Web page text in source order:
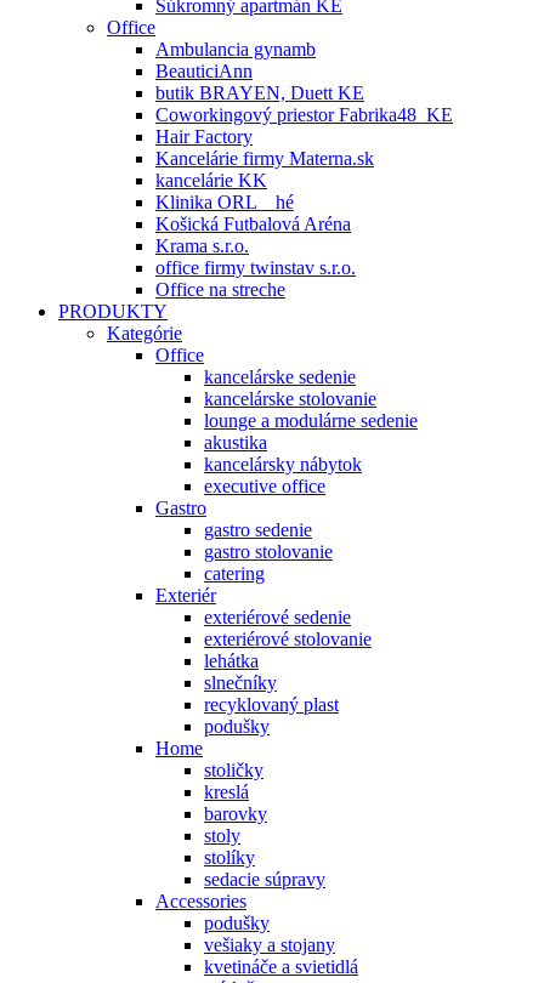
Súkromný apartmán KE
Office
Ambulancia gynamb
BeauticiAnn
butik BRAYEN, Duett KE
Coworkingový priestor Fabrika48_KE
Hair Factory
Kancelárie firmy Materna.sk
kancelárie KK
Klinika ORL _ hé
Košická Futbalová Aréna
Krama s.r.o.
office firmy twinstav s.r.o.
Office na streche
PRODUKTY
Kategórie
Office
kancelárske sedenie
kancelárske stolovanie
lounge a modulárne sedenie
akustika
kancelársky nábytok
executive office
Gastro
gastro sedenie
gastro stolovanie
catering
Exteriér
exteriérové sedenie
exteriérové stolovanie
lehátka
slnečníky
recyklovaný plast
podušky
Home
stoličky
kreslá
barovky
stoly
stolíky
sedacie súpravy
Accessories
podušky
vešiaky a stojany
kvetináče a svietidlá